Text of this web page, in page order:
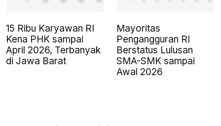
15 Ribu Karyawan RI
Kena PHK sampai
April 2026, Terbanyak
di Jawa Barat
Mayoritas
Pengangguran RI
Berstatus Lulusan
SMA-SMK sampai
Awal 2026